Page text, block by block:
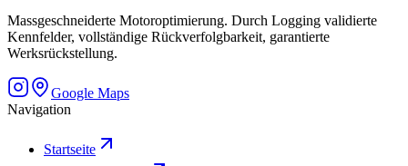
Massgeschneiderte Motoroptimierung. Durch Logging validierte
Kennfelder, vollständige Rückverfolgbarkeit, garantierte
Werksrückstellung.
Google Maps
Navigation
Startseite